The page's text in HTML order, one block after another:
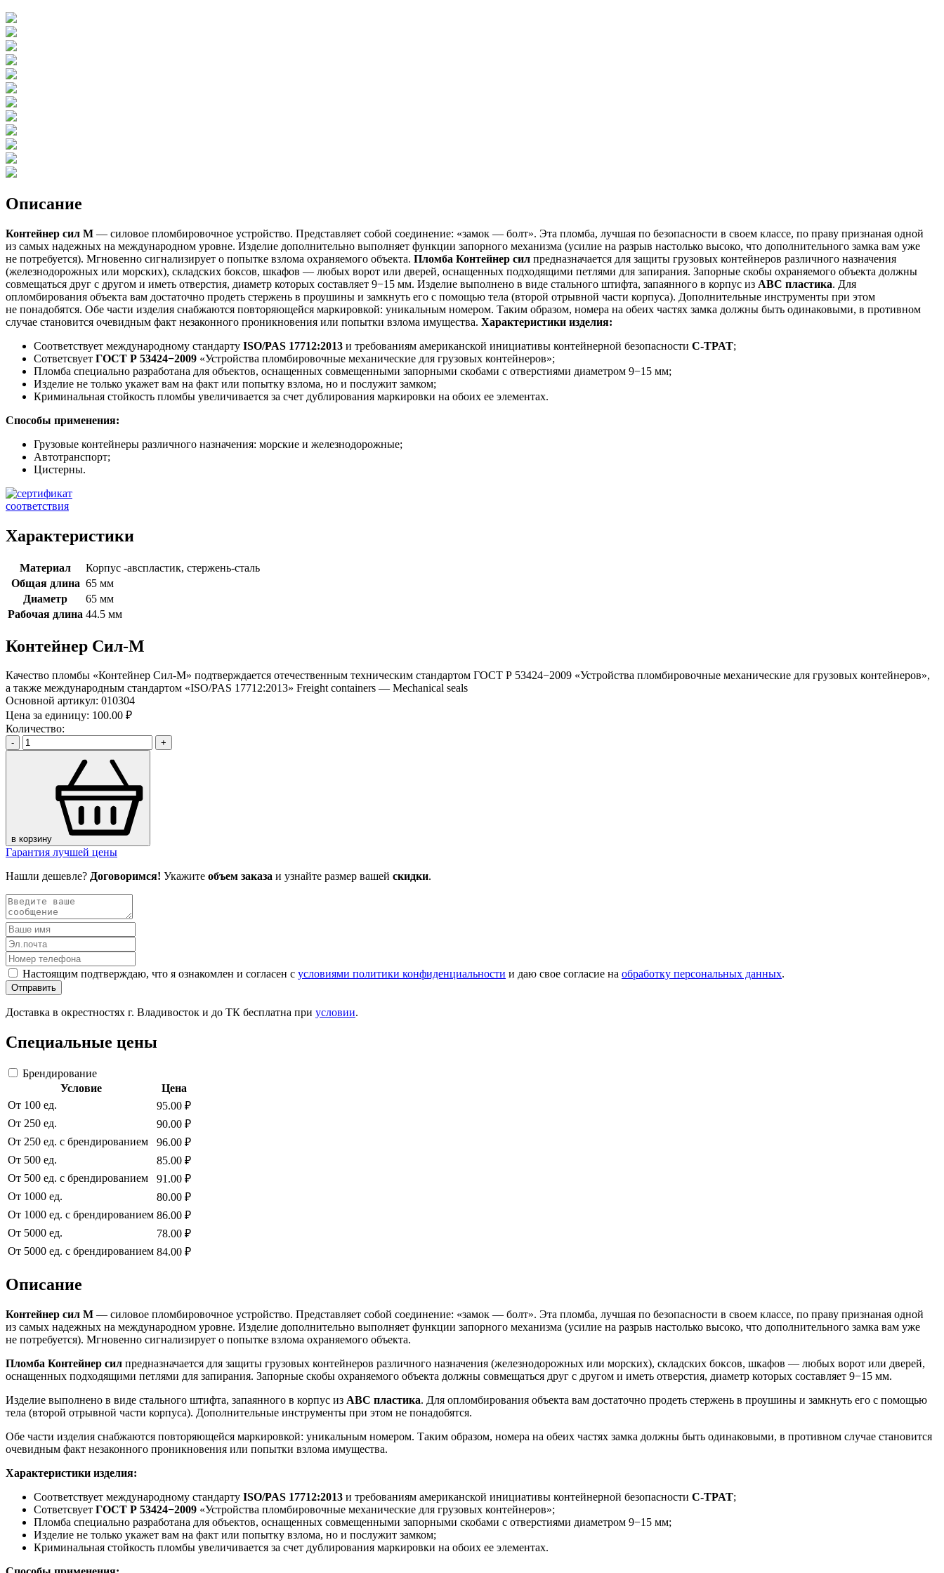
Описание
Контейнер сил М — силовое пломбировочное устройство. Представляет собой соединение: «замок — болт». Эта пломба, лучшая по безопасности в своем классе, по праву признаная одной
из самых надежных на международном уровне. Изделие дополнительно выполняет функции запорного механизма (усилие на разрыв настолько высоко, что дополнительного замка вам уже
не потребуется). Мгновенно сигнализирует о попытке взлома охраняемого объекта. Пломба Контейнер сил предназначается для защиты грузовых контейнеров различного назначения
(железнодорожных или морских), складских боксов, шкафов — любых ворот или дверей, оснащенных подходящими петлями для запирания. Запорные скобы охраняемого объекта должны
совмещаться друг с другом и иметь отверстия, диаметр которых составляет 9−15 мм. Изделие выполнено в виде стального штифта, запаянного в корпус из АВС пластика. Для
опломбирования объекта вам достаточно продеть стержень в проушины и замкнуть его с помощью тела (второй отрывной части корпуса). Дополнительные инструменты при этом
не понадобятся. Обе части изделия снабжаются повторяющейся маркировкой: уникальным номером. Таким образом, номера на обеих частях замка должны быть одинаковыми, в противном
случае становится очевидным факт незаконного проникновения или попытки взлома имущества. Характеристики изделия:
Соответствует международному стандарту ISO/PAS 17712:2013 и требованиям американской инициативы контейнерной безопасности C-TPAT;
Сответсвует ГОСТ Р 53424−2009 «Устройства пломбировочные механические для грузовых контейнеров»;
Пломба специально разработана для объектов, оснащенных совмещенными запорными скобами с отверстиями диаметром 9−15 мм;
Изделие не только укажет вам на факт или попытку взлома, но и послужит замком;
Криминальная стойкость пломбы увеличивается за счет дублирования маркировки на обоих ее элементах.
Способы применения:
Грузовые контейнеры различного назначения: морские и железнодорожные;
Автотранспорт;
Цистерны.
Характеристики
Материал
Корпус -авспластик, стержень-сталь
Общая длина 65 мм
Диаметр
65 мм
Рабочая длина 44.5 мм
Контейнер Сил-М
Качество пломбы «Контейнер Сил-М» подтверждается отечественным техническим стандартом ГОСТ Р 53424−2009 «Устройства пломбировочные механические для грузовых контейнеров»,
а также международным стандартом «ISO/PAS 17712:2013» Freight containers — Mechanical seals
Основной артикул: 010304
Цена за единицу: 100.00 ₽
Количество:
- +
в корзину
Гарантия лучшей цены
Нашли дешевле? Договоримся! Укажите объем заказа и узнайте размер вашей скидки.
Настоящим подтверждаю, что я ознакомлен и согласен с условиями политики конфиденциальности и даю свое согласие на обработку персональных данных.
Отправить
Доставка в окрестностях г. Владивосток и до ТК бесплатна при условии.
Специальные цены
Брендирование
Условие
Цена
От 100 ед.
95.00 ₽
От 250 ед.
90.00 ₽
От 250 ед. с брендированием
96.00 ₽
От 500 ед.
85.00 ₽
От 500 ед. с брендированием
91.00 ₽
От 1000 ед.
80.00 ₽
От 1000 ед. с брендированием 86.00 ₽
От 5000 ед.
78.00 ₽
От 5000 ед. с брендированием 84.00 ₽
Описание
Контейнер сил М — силовое пломбировочное устройство. Представляет собой соединение: «замок — болт». Эта пломба, лучшая по безопасности в своем классе, по праву признаная одной
из самых надежных на международном уровне. Изделие дополнительно выполняет функции запорного механизма (усилие на разрыв настолько высоко, что дополнительного замка вам уже
не потребуется). Мгновенно сигнализирует о попытке взлома охраняемого объекта.
Пломба Контейнер сил предназначается для защиты грузовых контейнеров различного назначения (железнодорожных или морских), складских боксов, шкафов — любых ворот или дверей,
оснащенных подходящими петлями для запирания. Запорные скобы охраняемого объекта должны совмещаться друг с другом и иметь отверстия, диаметр которых составляет 9−15 мм.
Изделие выполнено в виде стального штифта, запаянного в корпус из АВС пластика. Для опломбирования объекта вам достаточно продеть стержень в проушины и замкнуть его с помощью
тела (второй отрывной части корпуса). Дополнительные инструменты при этом не понадобятся.
Обе части изделия снабжаются повторяющейся маркировкой: уникальным номером. Таким образом, номера на обеих частях замка должны быть одинаковыми, в противном случае становится
очевидным факт незаконного проникновения или попытки взлома имущества.
Характеристики изделия:
Соответствует международному стандарту ISO/PAS 17712:2013 и требованиям американской инициативы контейнерной безопасности C-TPAT;
Сответсвует ГОСТ Р 53424−2009 «Устройства пломбировочные механические для грузовых контейнеров»;
Пломба специально разработана для объектов, оснащенных совмещенными запорными скобами с отверстиями диаметром 9−15 мм;
Изделие не только укажет вам на факт или попытку взлома, но и послужит замком;
Криминальная стойкость пломбы увеличивается за счет дублирования маркировки на обоих ее элементах.